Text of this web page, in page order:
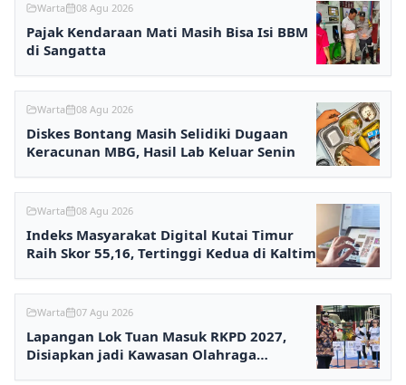
Warta 08 Agu 2026
Pajak Kendaraan Mati Masih Bisa Isi BBM
di Sangatta
Warta 08 Agu 2026
Diskes Bontang Masih Selidiki Dugaan
Keracunan MBG, Hasil Lab Keluar Senin
Warta 08 Agu 2026
Indeks Masyarakat Digital Kutai Timur
Raih Skor 55,16, Tertinggi Kedua di Kaltim
Warta 07 Agu 2026
Lapangan Lok Tuan Masuk RKPD 2027,
Disiapkan jadi Kawasan Olahraga